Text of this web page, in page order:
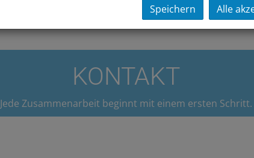
KONTAKT
Jede Zusammenarbeit beginnt mit einem ersten Schritt.
Speichern Alle